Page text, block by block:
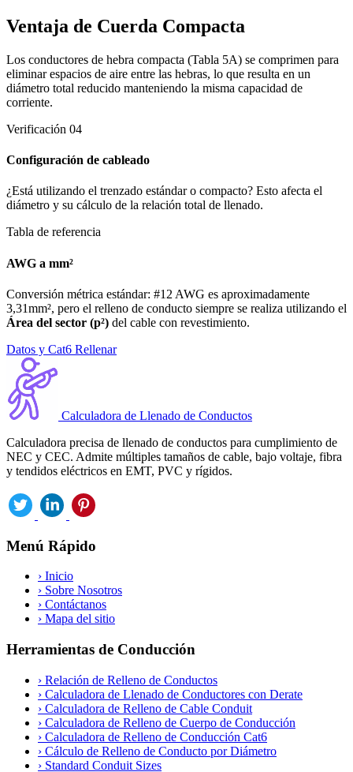
Ventaja de Cuerda Compacta
Los conductores de hebra compacta (Tabla 5A) se comprimen para
eliminar espacios de aire entre las hebras, lo que resulta en un
diámetro total reducido manteniendo la misma capacidad de
corriente.
Verificación 04
Configuración de cableado
¿Está utilizando el trenzado estándar o compacto? Esto afecta el
diámetro y su cálculo de la relación total de llenado.
Tabla de referencia
AWG a mm²
Conversión métrica estándar: #12 AWG es aproximadamente
3,31mm², pero el relleno de conducto siempre se realiza utilizando el
Área del sector (p²) del cable con revestimiento.
Datos y Cat6 Rellenar
Calculadora de Llenado de Conductos
Calculadora precisa de llenado de conductos para cumplimiento de
NEC y CEC. Admite múltiples tamaños de cable, bajo voltaje, fibra
y tendidos eléctricos en EMT, PVC y rígidos.
Menú Rápido
› Inicio
› Sobre Nosotros
› Contáctanos
› Mapa del sitio
Herramientas de Conducción
› Relación de Relleno de Conductos
› Calculadora de Llenado de Conductores con Derate
› Calculadora de Relleno de Cable Conduit
› Calculadora de Relleno de Cuerpo de Conducción
› Calculadora de Relleno de Conducción Cat6
› Cálculo de Relleno de Conducto por Diámetro
› Standard Conduit Sizes